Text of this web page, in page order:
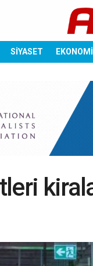
SİYASET EKONOMİ